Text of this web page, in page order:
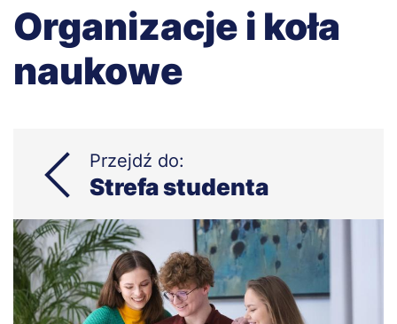
nawigacyjna
Organizacje i koła
naukowe
Przejdź do:
Strefa studenta